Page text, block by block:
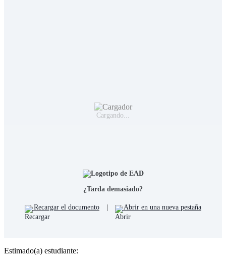
Cargando...
¿Tarda demasiado?
Recargar el documento Abrir en una nueva pestaña
Estimado(a) estudiante: